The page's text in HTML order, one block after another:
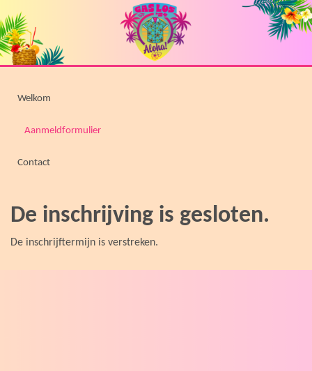
Welkom
Aanmeldformulier
Contact
De inschrijving is gesloten.
De inschrijftermijn is verstreken.